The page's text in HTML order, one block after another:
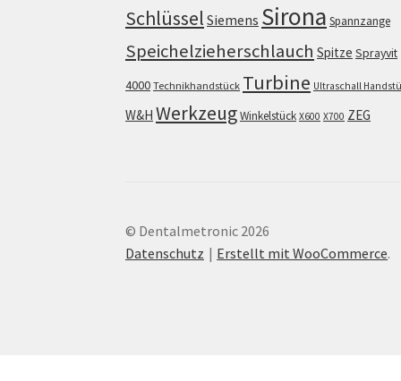
Schlüssel Siemens Sirona Spannzange
Speichelzieherschlauch Spitze Sprayvit
4000 Technikhandstück Turbine Ultraschall
W&H WerkzeugWinkelstück X600 X700 ZEG
© Dentalmetronic 2026
Datenschutz
Erstellt mit WooCommerce.